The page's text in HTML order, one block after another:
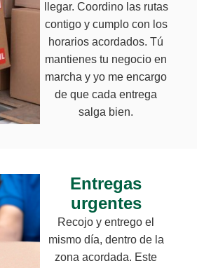
llegar. Coordino las rutas
contigo y cumplo con los
horarios acordados. Tú
mantienes tu negocio en
marcha y yo me encargo
de que cada entrega
salga bien.
Entregas
urgentes
Recojo y entrego el
mismo día, dentro de la
zona acordada. Este